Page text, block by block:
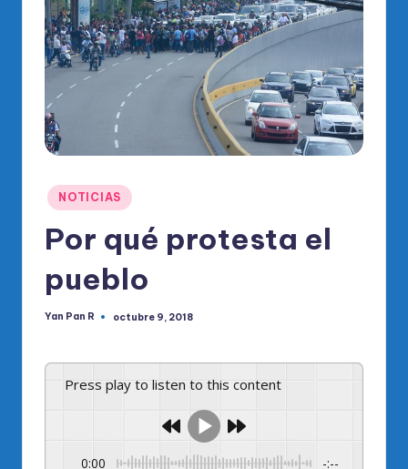
di
O
fi
al
el
M
Publicado
en
NOTICIAS
Por qué protesta el
pueblo
Publicado
Yan Pan R octubre 9, 2018
Press play to listen to this content
0:00 -:--